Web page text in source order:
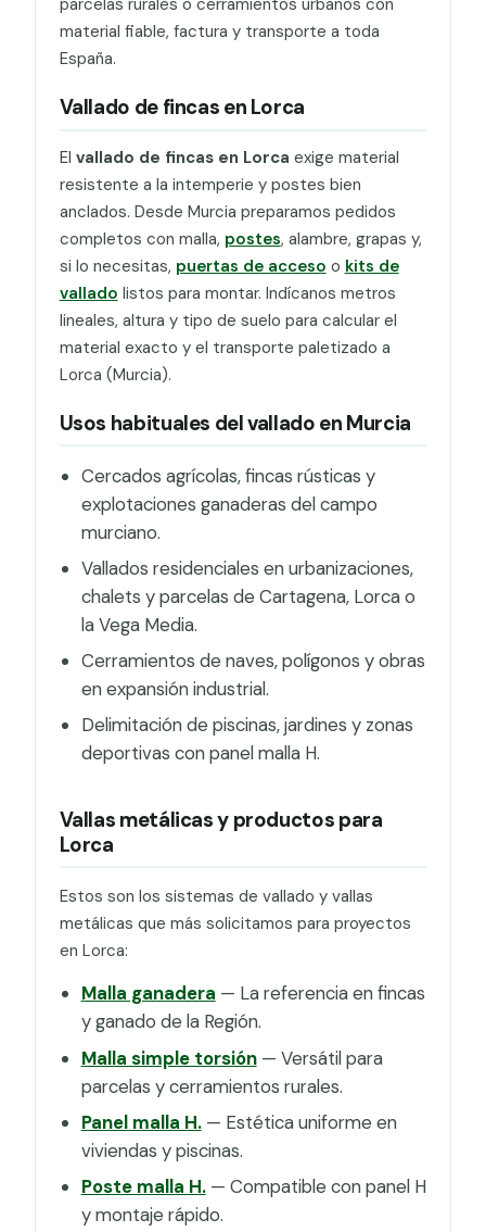
material fiable, factura y transporte a toda
España.
Vallado de fincas en Lorca
El vallado de fincas en Lorca exige material
resistente a la intemperie y postes bien
anclados. Desde Murcia preparamos pedidos
completos con malla, postes, alambre, grapas y,
si lo necesitas, puertas de acceso o kits de
vallado listos para montar. Indícanos metros
lineales, altura y tipo de suelo para calcular el
material exacto y el transporte paletizado a
Lorca (Murcia).
Usos habituales del vallado en Murcia
Cercados agrícolas, fincas rústicas y
explotaciones ganaderas del campo
murciano.
Vallados residenciales en urbanizaciones,
chalets y parcelas de Cartagena, Lorca o
la Vega Media.
Cerramientos de naves, polígonos y obras
en expansión industrial.
Delimitación de piscinas, jardines y zonas
deportivas con panel malla H.
Vallas metálicas y productos para
Lorca
Estos son los sistemas de vallado y vallas
metálicas que más solicitamos para proyectos
en Lorca:
Malla ganadera — La referencia en fincas
y ganado de la Región.
Malla simple torsión— Versátil para
parcelas y cerramientos rurales.
Panel malla H.— Estética uniforme en
viviendas y piscinas.
Poste malla H.— Compatible con panel H
y montaje rápido.